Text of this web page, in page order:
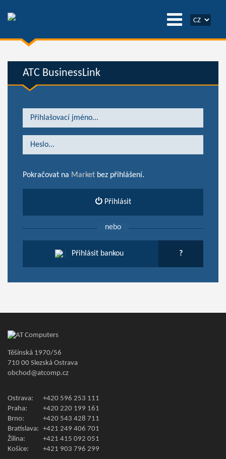
ATC BusinessLink
Pokračovat na Market bez přihlášení.
Přihlásit
nebo
Přihlásit bankou ?
Těšínská 1970/56
710 00 Slezská Ostrava
obchod@atcomp.cz
Ostrava:
+420 596 253 111
Praha:
+420 220 199 161
Brno:
+420 543 428 711
Bratislava: +421 249 406 701
Žilina:
+421 415 092 051
Košice:
+421 903 796 299